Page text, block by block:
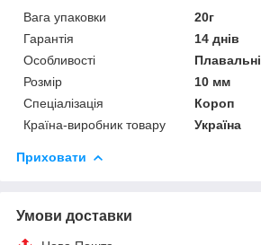
Вага упаковки
20г
Гарантія
14 днів
Особливості
Плавальні
Розмір
10 мм
Спеціалізація
Короп
Країна-виробник товару
Україна
Приховати
Умови доставки